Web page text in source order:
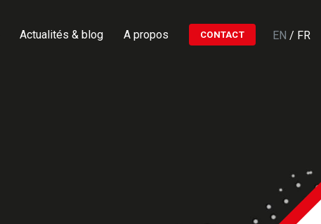
Actualités & blog A propos CONTACT EN / FR